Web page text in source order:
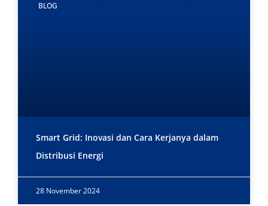
BLOG
Smart Grid: Inovasi dan Cara Kerjanya dalam
Distribusi Energi
28 November 2024